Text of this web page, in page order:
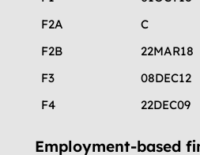
F2A
C
F2B
22MAR18
F3
08DEC12
F4
22DEC09
Employment-based